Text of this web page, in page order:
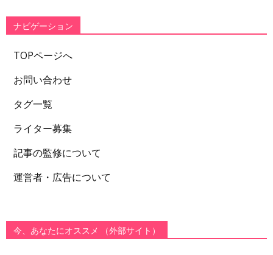
ー
ナビゲーション
TOPページへ
お問い合わせ
タグ一覧
ライター募集
記事の監修について
運営者・広告について
今、あなたにオススメ （外部サイト）